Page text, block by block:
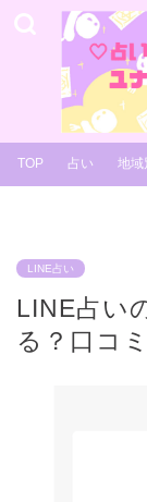
TOP 占い 地域
LINE占い
LINE占い
る？口コ